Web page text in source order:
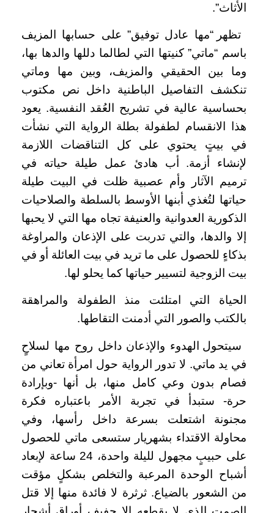
الأثاث”.
تظهر “مها عادل توفيق” على حسابها المزيف
باسم “ماتي” كنيتها التي لطالما دللها والدها بها،
وما بين الحقيقي والمزيف، وبين مها وماتي
تنكشف التفاصيل الباطنية داخل نص مكتوب
بحساسية عالية في تشريح العُقد النفسية. يعود
هذا الانقسام لطفولة بطلة الرواية التي نشأت
في بيتٍ يحتوي على كل التناقضات اللازمة
لإنشاء أزمة. أب هادئ عمل طيلة حياته في
ترميم الآثار وأم عصبية ظلت في البيت طيلة
حياتها لتُغذي أبنها الأوسط بالسلطة والصلاحيات
الذكورية العدوانية والعنيفة تجاه مها التي لا يحبها
إلا والدها، والتي تدربت على الإذعان والمراوغة
بذكاءٍ للحصول على ما تريد في بيت العائلة أو في
بيت الزوجية لتسيير حياتها كما يحلو لها.
الحياة التي امتلئت منذ الطفولة والمراهقة
بالكتب والصور التي أدمنت التقاطها.
سيتحول الهدوء والإذعان داخل روح مها لسلاحٍ
في يد ماتي. لا تدور الرواية حول امرأة تعاني من
فصام بدون وعي كامل منها، بل أنها -وبإرادة
حرة- ستبدأ في تجربة الأمر باعتباره فكرة
مجنونة اشتعلت بسرعة داخل رأسها، وفي
محاولة الاقتداء بشهريار ستسعى ماتي للحصول
على حبيبٍ مجهول لليلة واحدة، 24 ساعة لإبعاد
أشباح الوحدة المرعبة والتخلص بشكلٍ مؤقت
من الشعور بالضياع. ثرثرة لا فائدة منها إلا قتل